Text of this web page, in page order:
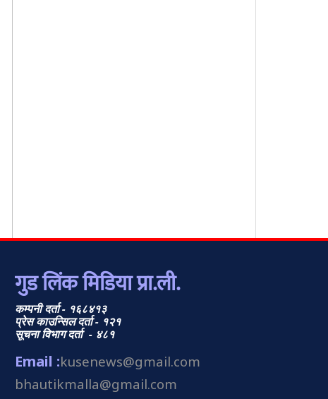
गुड लिंक मिडिया प्रा.ली.
कम्पनी दर्ता - १६८४१३
प्रेस काउन्सिल दर्ता - १२१
सूचना विभाग दर्ता - ४८१
Email :kusenews@gmail.com
bhautikmalla@gmail.com